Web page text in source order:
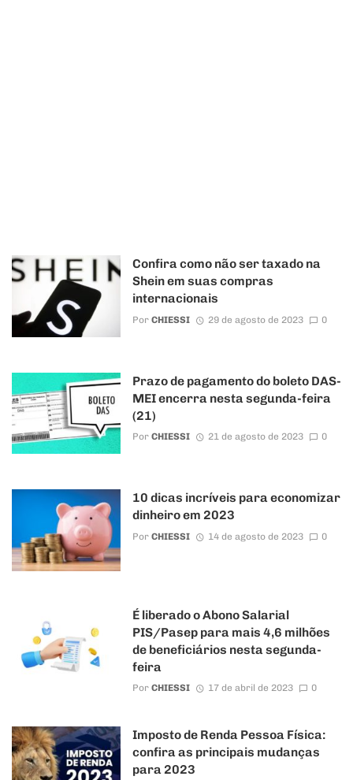
Confira como não ser taxado na
Shein em suas compras
internacionais
Por CHIESSI 29 de agosto de 2023 0
Prazo de pagamento do boleto DAS-
MEI encerra nesta segunda-feira
(21)
Por CHIESSI 21 de agosto de 2023 0
10 dicas incríveis para economizar
dinheiro em 2023
Por CHIESSI 14 de agosto de 2023 0
É liberado o Abono Salarial
PIS/Pasep para mais 4,6 milhões
de beneficiários nesta segunda-
feira
Por CHIESSI 17 de abril de 2023 0
Imposto de Renda Pessoa Física:
confira as principais mudanças
para 2023